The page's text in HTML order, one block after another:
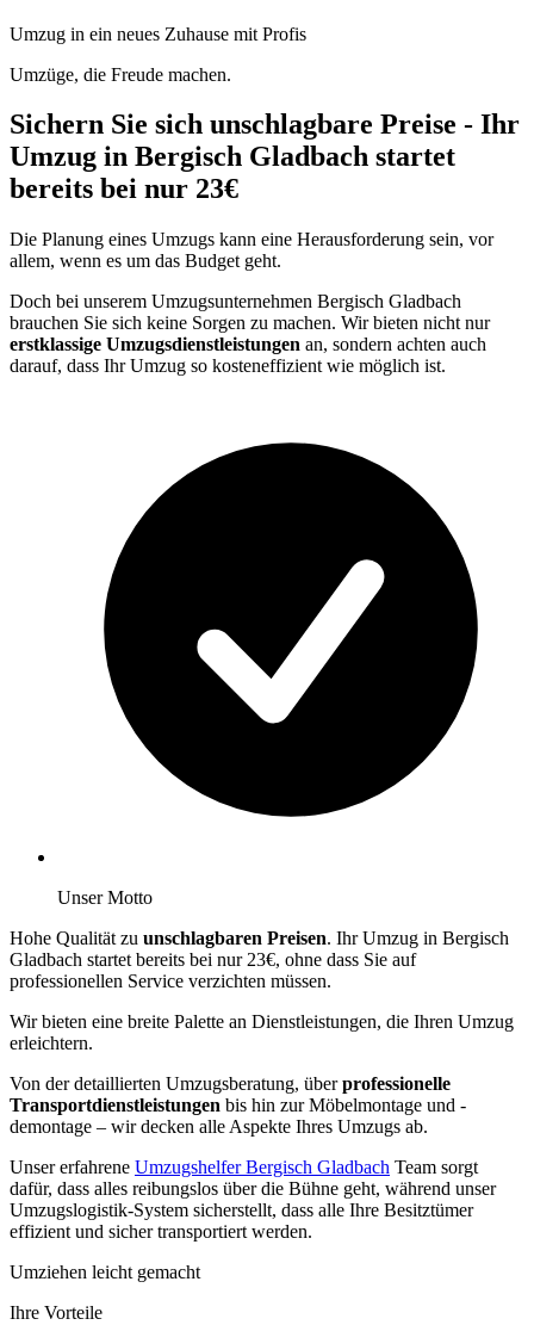
Umzug in ein neues Zuhause mit Profis
Umzüge, die Freude machen.
Sichern Sie sich unschlagbare Preise - Ihr
Umzug in Bergisch Gladbach startet
bereits bei nur 23€
Die Planung eines Umzugs kann eine Herausforderung sein, vor
allem, wenn es um das Budget geht.
Doch bei unserem Umzugsunternehmen Bergisch Gladbach
brauchen Sie sich keine Sorgen zu machen. Wir bieten nicht nur
erstklassige Umzugsdienstleistungen an, sondern achten auch
darauf, dass Ihr Umzug so kosteneffizient wie möglich ist.
Unser Motto
Hohe Qualität zu unschlagbaren Preisen. Ihr Umzug in Bergisch
Gladbach startet bereits bei nur 23€, ohne dass Sie auf
professionellen Service verzichten müssen.
Wir bieten eine breite Palette an Dienstleistungen, die Ihren Umzug
erleichtern.
Von der detaillierten Umzugsberatung, überprofessionelle
Transportdienstleistungen bis hin zur Möbelmontage und -
demontage – wir decken alle Aspekte Ihres Umzugs ab.
Unser erfahrene Umzugshelfer Bergisch Gladbach Team sorgt
dafür, dass alles reibungslos über die Bühne geht, während unser
Umzugslogistik-System sicherstellt, dass alle Ihre Besitztümer
effizient und sicher transportiert werden.
Umziehen leicht gemacht
Ihre Vorteile